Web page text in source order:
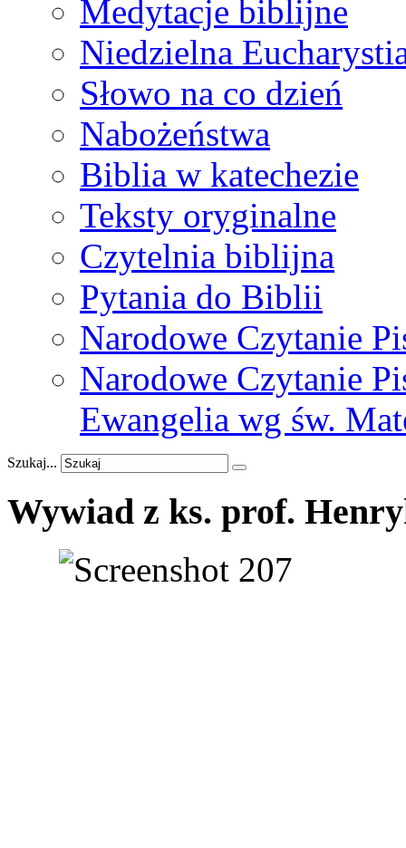
Medytacje biblijne
Niedzielna
Słowo na co dzień
Nabożeństwa
Biblia w katechezie
Teksty oryginalne
Czytelnia biblijna
Pytania do Biblii
Narodowe Czytanie
Narodowe Czytanie
Ewangelia wg św.
Szukaj...
Wywiad z ks. prof.